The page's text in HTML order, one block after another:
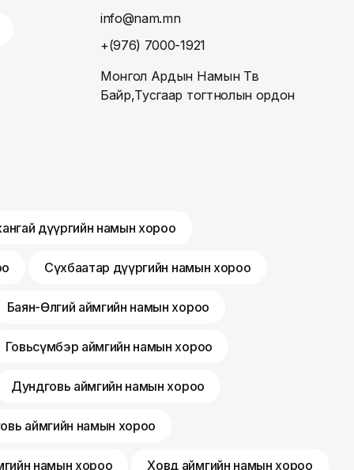
info@nam.mn
+(976) 7000-1921
Монгол Ардын Намын Төв
Байр,Тусгаар тогтнолын ордон
дүүргийн намын хороо
Сүхбаатар дүүргийн намын хороо
Баян-Өлгий аймгийн намын хороо
Говьсүмбэр аймгийн намын хороо
Дундговь аймгийн намын хороо
аймгийн намын хороо
намын хороо Ховд аймгийн намын хороо